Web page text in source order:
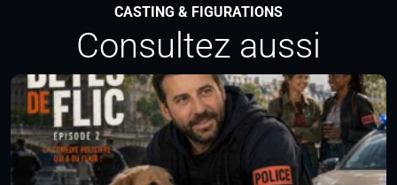
CASTING & FIGURATIONS
Consultez aussi